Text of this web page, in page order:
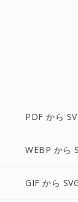
PDF から
WEBP から
GIF から